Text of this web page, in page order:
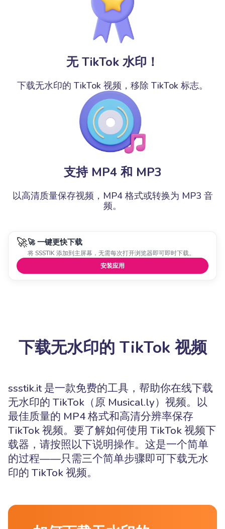
无 TikTok 水印！
下载无水印的 TikTok 视频，移除 TikTok 标志。
支持 MP4 和 MP3
以高清质量保存视频，MP4 格式或转换为 MP3 音
频。
🚀🚀 一键更快下载
将 SSSTIK 添加到主屏幕，无需每次打开浏览器即可即时下载。
安装应用
下载无水印的 TikTok 视频
ssstik.it 是一款免费的工具，帮助你在线下载
无水印的 TikTok（原 Musical.ly）视频。以
最佳质量的 MP4 格式和高清分辨率保存
TikTok 视频。要了解如何使用 TikTok 视频下
载器，请按照以下说明操作。这是一个简单
的过程——只需三个简单步骤即可下载无水
印的 TikTok 视频。